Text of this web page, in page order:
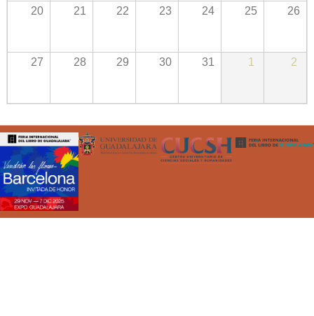
20 21 22 23 24 25 26
27 28 29 30 31 1 2